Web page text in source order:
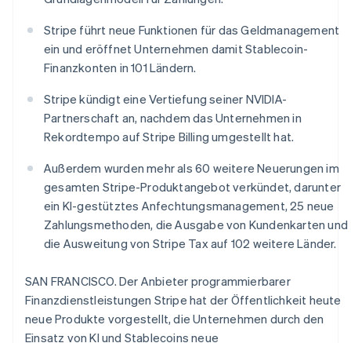
Betrugsprävention
Atlas
Start-up-Gründung
Climate
Identity
Online-Identitätsprüfung
Stripe-Sessions 2026
Erfahren Sie, wie Stripe Lösungen für die
Jetzt ansehen
Partner
Stripe App-Marktplatz
Stripe führt neue Funktionen für das Geldmanagement
ein und eröffnet Unternehmen damit Stablecoin-
Finanzkonten in 101 Ländern.
Stripe kündigt eine Vertiefung seiner NVIDIA-
Partnerschaft an, nachdem das Unternehmen in
Rekordtempo auf Stripe Billing umgestellt hat.
Außerdem wurden mehr als 60 weitere Neuerungen im
gesamten Stripe-Produktangebot verkündet, darunter
ein KI-gestütztes Anfechtungsmanagement, 25 neue
Zahlungsmethoden, die Ausgabe von Kundenkarten und
die Ausweitung von Stripe Tax auf 102 weitere Länder.
SAN FRANCISCO. Der Anbieter programmierbarer
Finanzdienstleistungen Stripe hat der Öffentlichkeit heute
neue Produkte vorgestellt, die Unternehmen durch den
Einsatz von KI und Stablecoins neue